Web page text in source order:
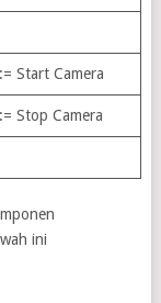
Start Camera
Stop Camera
ini